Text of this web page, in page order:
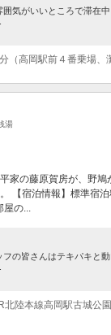
気がいいところで滞在中
湯
家の藤原賀房が、野
【宿泊情報】標準宿
屋の...
の皆さんはテキパキと